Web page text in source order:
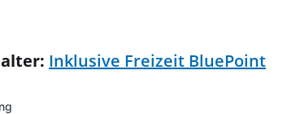
Inklusive Freizeit BluePoint